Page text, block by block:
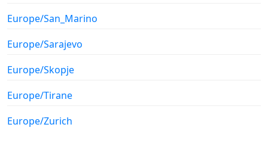
Europe/San_Marino
Europe/Sarajevo
Europe/Skopje
Europe/Tirane
Europe/Zurich